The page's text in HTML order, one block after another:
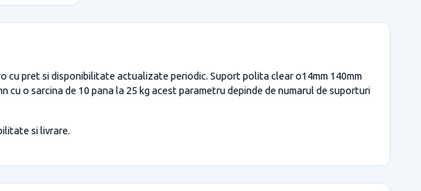
cu pret si disponibilitate actualizate periodic. Suport polita clear o14mm 140mm
o sarcina de 10 pana la 25 kg acest parametru depinde de numarul de suporturi
si livrare.